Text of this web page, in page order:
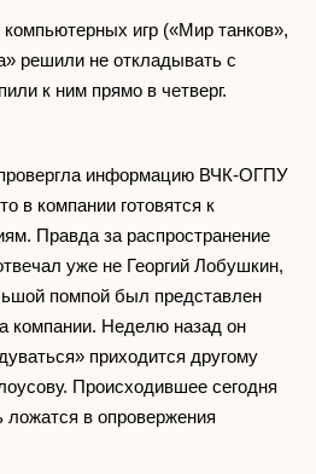
игр («Мир танков»,
решили не откладывать с
к ним прямо в четверг.
информацию ВЧК-ОГПУ
в компании готовятся к
Правда за распространение
уже не Георгий Лобушкин,
помпой был представлен
компании. Неделю назад он
приходится другому
Происходившее сегодня
ложатся в опровержения